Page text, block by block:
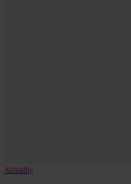
Aktuality